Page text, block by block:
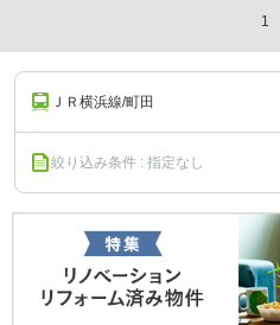
1
ＪＲ横浜線/町田
絞り込み条件 : 指定なし